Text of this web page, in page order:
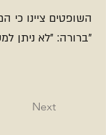
השופטים ציינו כי
ברורה: "לא ניתן למשוך את החבל בלי די"
Next